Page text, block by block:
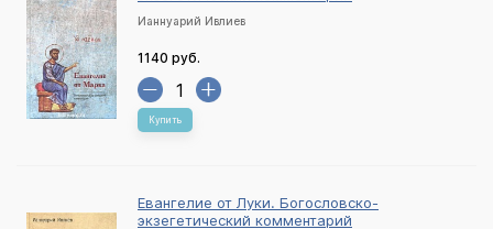
Ианнуарий Ивлиев
1140 руб.
Купить
Евангелие от Луки. Богословско-
экзегетический комментарий